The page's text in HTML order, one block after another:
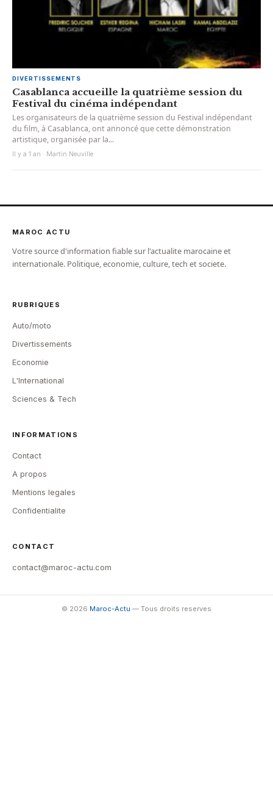
DIVERTISSEMENTS
Casablanca accueille la quatrième session du
Festival du cinéma indépendant
Les organisateurs de la quatrième session du Festival indépendant
du film, à Casablanca, ont annoncé que cette démonstration
artistique, organisée par la...
Il y a 1 an · Martin Neuville
MAROC ACTU
Votre source d'information fiable sur l'actualite marocaine et
internationale. Politique, economie, culture, tech et societe.
RUBRIQUES
Auto/moto
Divertissements
Economie
L'International
Sciences & Tech
INFORMATIONS
Contact
A propos
Mentions legales
Confidentialite
CONTACT
contact@maroc-actu.com
© 2026 Maroc-Actu — Tous droits reserves